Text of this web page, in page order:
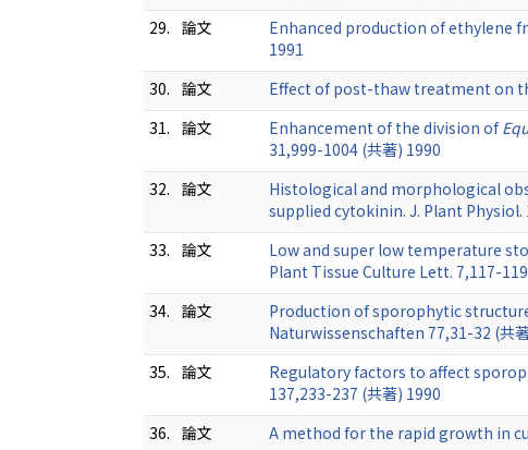
29. 論文 Enhanced production of ethylene
1991
30. 論文 Effect of post-thaw treatment on
31. 論文 Enhancement of the division of
31,999-1004 (共著) 1990
32. 論文 Histological and morphological
supplied cytokinin. J. Plant Physiol.
33. 論文 Low and super low temperature
Plant Tissue Culture Lett. 7,117-
34. 論文 Production of sporophytic
Naturwissenschaften 77,31-32 (共
35. 論文 Regulatory factors to affect
137,233-237 (共著) 1990
36. 論文 A method for the rapid growth in